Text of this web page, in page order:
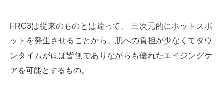
FRC3は従来のものとは違って、 三次元的にホットスポ
ットを発生させることから、肌への負担が少なくてダウ
ンタイムがほぼ皆無でありながらも優れたエイジングケ
アを可能とするもの。